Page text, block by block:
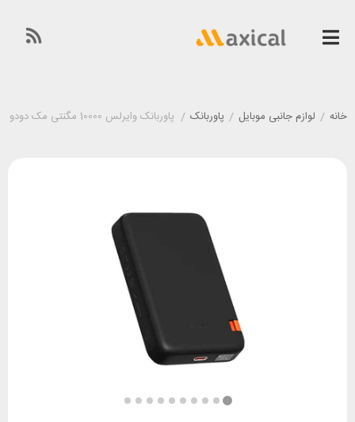
خانه / لوازم جانبی موبایل / پاوربانک / پاوربانک وایرلس 10000 مگنتی مک دودو Mcdodo MC-5100 توان 20 وات